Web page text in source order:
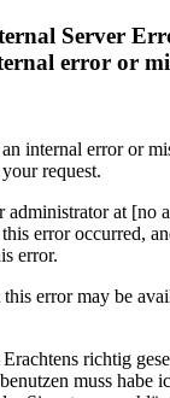
Server
error or
internal error or
request.
administrator at [no
error occurred,
error.
error may be
richtig
muss habe